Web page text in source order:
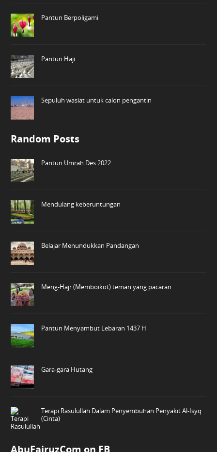
Pantun Berpoligami
Pantun Haji
Sepuluh wasiat untuk calon pengantin
Random Posts
Pantun Umrah Des 2022
Mendulang keberuntungan
Belajar Menundukkan Pandangan
Meng-Hajr (Memboikot) teman yang pacaran
Pantun Menyambut Lebaran 1437 H
Gara-gara Hutang
Terapi Rasulullah Dalam Penyembuhan Penyakit Al-Isyq
(Cinta)